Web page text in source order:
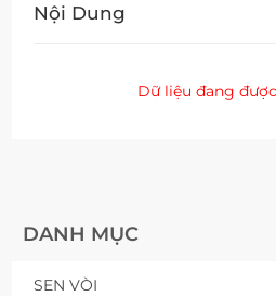
DANH MỤC
SEN VÒI
Nội Dung
Dữ liệu đang